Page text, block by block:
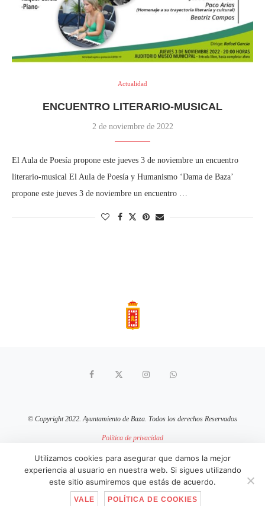
Actualidad
ENCUENTRO LITERARIO-MUSICAL
2 de noviembre de 2022
El Aula de Poesía propone este jueves 3 de noviembre un encuentro
literario-musical El Aula de Poesía y Humanismo ‘Dama de Baza’
propone este jueves 3 de noviembre un encuentro …
© Copyright 2022. Ayuntamiento de Baza. Todos los derechos Reservados
Política de privacidad
Política de cookies
sitio web mantenido por pixelcero.com
IR ARRIBA
Utilizamos cookies para asegurar que damos la mejor
experiencia al usuario en nuestra web. Si sigues utilizando
este sitio asumiremos que estás de acuerdo.
VALE POLÍTICA DE COOKIES